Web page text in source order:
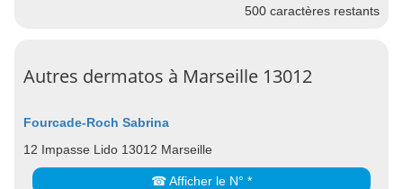
500 caractères restants
Autres dermatos à Marseille 13012
Fourcade-Roch Sabrina
12 Impasse Lido 13012 Marseille
☎ Afficher le N° *